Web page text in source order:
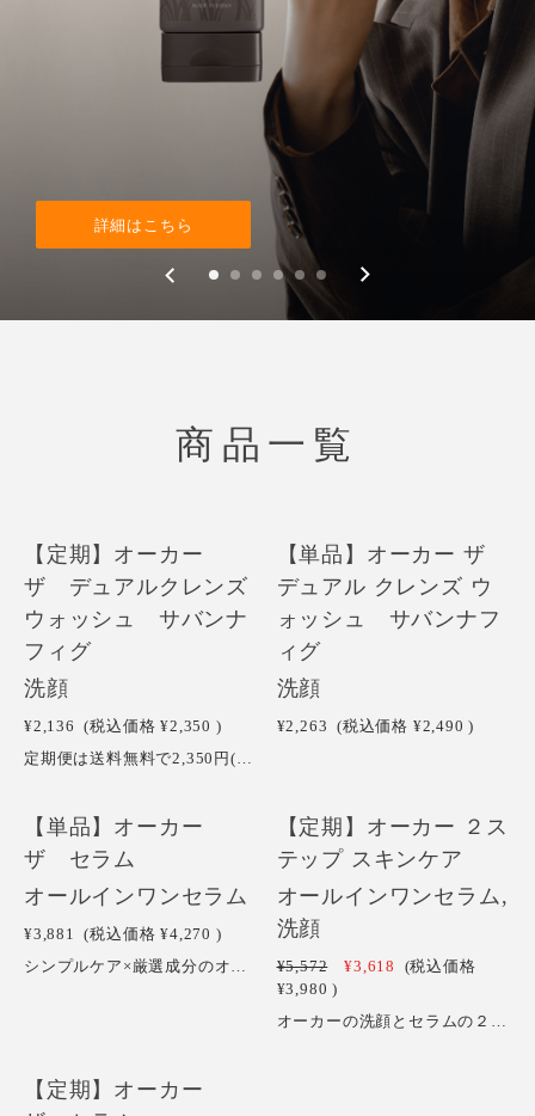
詳細はこちら
詳細はこちら
商品詳細を見る
インスタグラムを見る
詳細を見る
ブランド詳細を見る
商品一覧
NEW
【定期】オーカー
ザ デュアルクレンズ
ウォッシュ サバンナ
フィグ
洗顔
¥2,136 (税込価格 ¥2,350 )
定期便は送料無料で2,350円(税込）違約金なしで解約・休止可能。泥と炭と溶岩パウダーによって再現されたサバンナソイルによる皮脂や毛穴汚れ・日焼け止めメイクなどを絡めとる高い吸着力と、シャボンの木やムクロジの果皮から抽出された植物由来の洗浄成分とCICA・アロエベラ・ブロッコリーエキスの肌荒れ防止成分による低刺激洗浄の実現。加えて皮膚科学からのアプローチで充実した保湿成分で洗いあがりもつっぱらず肌に保湿がしっかり残る高機能洗顔。こだわりぬいた香りで汚れだけでなく疲れも落とします。
NEW
【単品】オーカー ザ
デュアル クレンズ ウ
ォッシュ サバンナフ
ィグ
洗顔
¥2,263 (税込価格 ¥2,490 )
【単品】オーカー
ザ セラム
オールインワンセラム
¥3,881 (税込価格 ¥4,270 )
シンプルケア×厳選成分のオールインワンセラム。独自開発されたナノプロテインカプセル™が肌にうるおいとハリを与え、バクチオールやナイアシンアミドといった話題のエイジングケア*成分を贅沢に配合。今までの常識を覆す高機能型のオールインワンセラムです。
【定期】オーカー ２ス
テップ スキンケア
オールインワンセラム,
洗顔
¥5,572 ¥3,618
(税込価格
¥3,980 )
オーカーの洗顔とセラムの２品セットの定期便です。初回のみトライアル価格3,980円。（２回目以降のお届けは定期便価格6,130円(税込・送料込））違約金なしで解約・休止可能。トライアルキャンペーンは お一人さま一口のみとなります。２回目配送前のご解約でも違約金等は発生いたしませんが、2週間ほどご使用いただいた後の肌の実感を元に継続可否をご判断いただけますと幸いです。特に肌のターンオーバー期間である28日後には確かな実感を得られるかと思います。
【定期】オーカー